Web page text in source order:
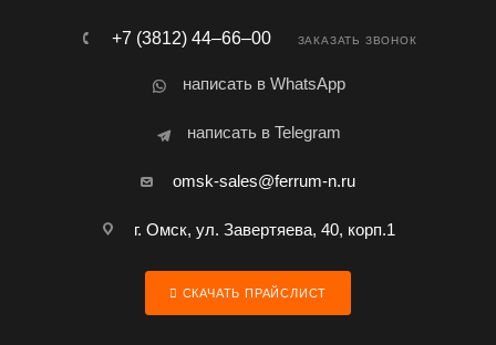
+7 (3812) 44‒66‒00 ЗАКАЗАТЬ ЗВОНОК
написать в WhatsApp
написать в Telegram
omsk-sales@ferrum-n.ru
г. Омск, ул. Завертяева, 40, корп.1
СКАЧАТЬ ПРАЙСЛИСТ